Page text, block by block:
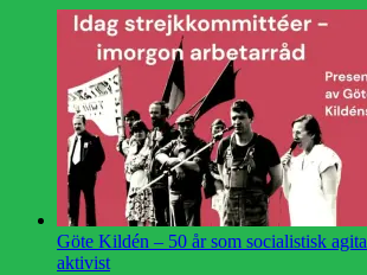
Göte Kildén – 50 år som socialistisk
aktivist